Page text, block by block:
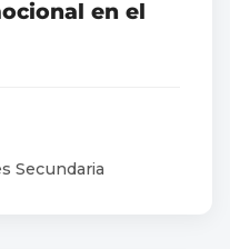
en el
Secundaria